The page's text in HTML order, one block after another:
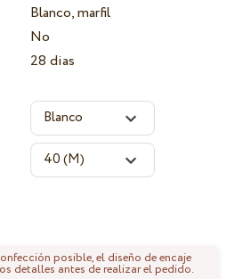
Blanco, marfil
No
28 dias
posible, el diseño de encaje
detalles antes de realizar el pedido.